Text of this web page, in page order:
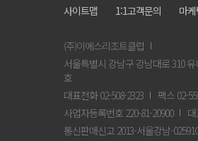
사이트맵
1:1고객문의 마
(주)이에스리조트클럽
서울특별시 강남구 강남대로 310
호
대표전화 02-508-2323
팩스 02-
사업자등록번호 220-81-20900
통신판매신고 2013-서울강남-